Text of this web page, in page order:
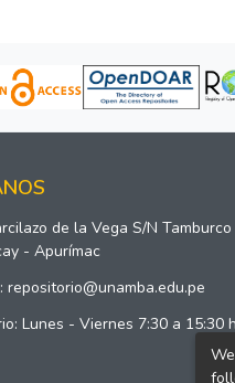
de la Vega S/N
- Apurímac
repositorio@unamba.edu.pe
Lunes - Viernes 7:30 a 15:30 h